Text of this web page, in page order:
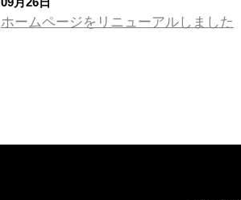
ホームページをリニューアルしました